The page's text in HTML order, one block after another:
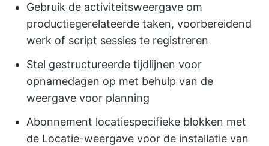
Gebruik de activiteitsweergave om
productiegerelateerde taken, voorbereidend
werk of script sessies te registreren
Stel gestructureerde tijdlijnen voor
opnamedagen op met behulp van de
weergave voor planning
Abonnement locatiespecifieke blokken met
de Locatie-weergave voor de installatie van